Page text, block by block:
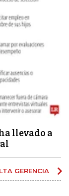
llevado a
GERENCIA